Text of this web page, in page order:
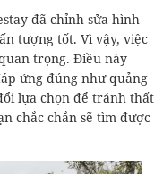
đã chỉnh sửa hình
tượng tốt. Vì vậy, việc
trọng. Điều này
ứng đúng như quảng
lựa chọn để tránh thất
chắc chắn sẽ tìm được